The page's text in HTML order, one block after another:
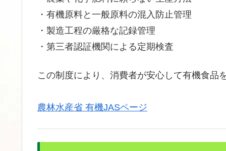
・有機原料と一般原料の混入防止管理
・製造工程の厳格な記録管理
・第三者認証機関による定期検査
この制度により、消費者が安心して有機食品
農林水産省 有機JASページ